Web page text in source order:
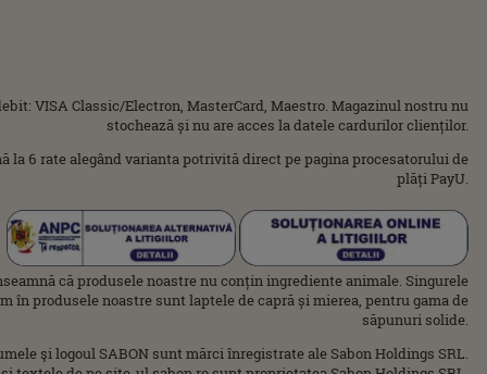
VISA Classic/Electron, MasterCard, Maestro. Magazinul nostru nu
stochează și nu are acces la datele cardurilor clienților.
6 rate alegând varianta potrivită direct pe pagina procesatorului de
plăți PayU.
că produsele noastre nu conțin ingrediente animale. Singurele
în produsele noastre sunt laptele de capră și mierea, pentru gama de
săpunuri solide.
şi logoul SABON sunt mărci înregistrate ale Sabon Holdings SRL.